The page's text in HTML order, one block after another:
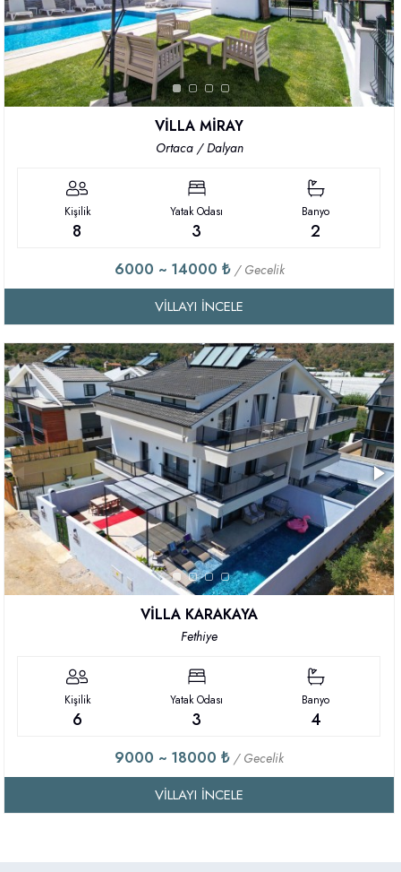
VİLLA MİRAY
Ortaca / Dalyan
Kişilik
8
Yatak Odası
3
Banyo
2
6000 ~ 14000 ₺ / Gecelik
VILLAYI İNCELE
VİLLA KARAKAYA
Fethiye
Kişilik
6
Yatak Odası
3
Banyo
4
9000 ~ 18000 ₺ / Gecelik
VILLAYI İNCELE